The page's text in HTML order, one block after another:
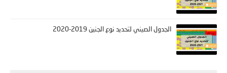
الجدول الصيني لتحديد نوع الجنين 2019-2020